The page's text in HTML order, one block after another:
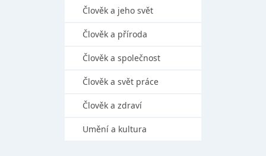
Člověk a jeho svět
Člověk a příroda
Člověk a společnost
Člověk a svět práce
Člověk a zdraví
Umění a kultura